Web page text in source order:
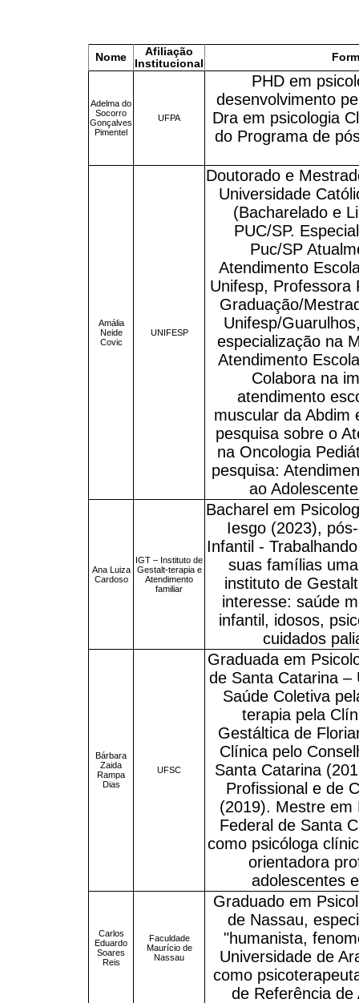
Nome
Afiliação
Institucional
Adelma do
Socorro
Gonçalves
Pimentel
UFPA
PHD em
desenvolvimento
Dra em psicologia
do Programa de
Amália
Neide
Covic
UNIFESP
Doutorado e
Universidade
(Bacharelado e
PUC/SP.
Puc/SP
Atendimento
Unifesp, Professora
Graduação/
Unifesp/
especialização na
Atendimento
Colabora na
atendimento
muscular da Abdim
pesquisa sobre o
na Oncologia
pesquisa:
ao
Ana Luiza
Cardoso
IGT – Instituto de
Gestalt-terapia e
Atendimento
familiar
Bacharel em
Iesgo (2023),
Infantil -
suas famílias
instituto de
interesse: saúde
infantil, idosos,
cuidados
Bárbara
Zaida
Rampa
Dias
UFSC
Graduada em
de Santa Catarina –
Saúde Coletiva
terapia pela
Gestáltica de
Clínica pelo
Santa Catarina
Profissional e de
(2019). Mestre em
Federal de Santa
como psicóloga
orientadora
adolescentes
Carlos
Eduardo
Soares
Reis
Faculdade
Maurício de
Nassau
Graduado em
de Nassau,
"humanista,
Universidade de
como
de Referência de